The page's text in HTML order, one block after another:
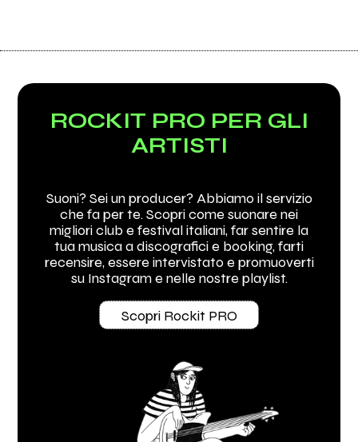
ROCKIT PRO PER GLI
ARTISTI
Suoni? Sei un producer? Abbiamo il servizio
che fa per te. Scopri come suonare nei
migliori club e festival italiani, far sentire la
tua musica a discografici e booking, farti
recensire, essere intervistato e promuoverti
su Instagram e nelle nostre playlist.
Scopri Rockit PRO